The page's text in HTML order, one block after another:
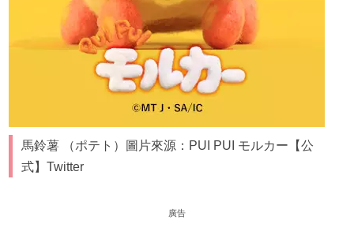
馬鈴薯 （ポテト）圖片來源：PUI PUI モルカー【公
式】Twitter
廣告